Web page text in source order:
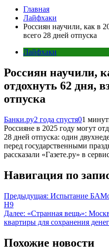
Главная
Лайфхаки
Россиян научили, как в
всего 28 дней отпуска
Лайфхаки
Россиян научили,
отдохнуть 62 дня,
отпуска
Банки.ру2 года спустя01
Россияне в 2025 году могут
28 дней отпуска: один
перед государственными
рассказали «Газете.ру» в
Навигация по
Предыдущая: Испытание
H9
Далее: «Странная вещь»:
квартиры для сохранения денег
Похожие новости